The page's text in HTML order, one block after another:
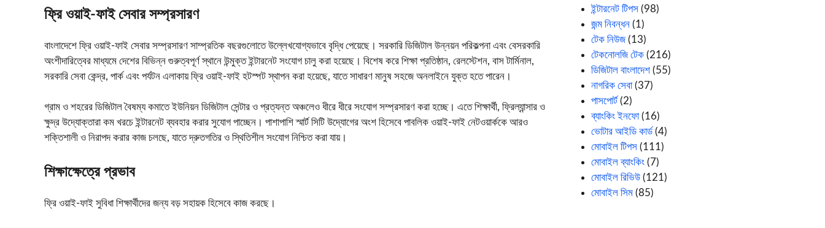
ফ্রি ওয়াই-ফাই সেবার সম্প্রসারণ
বাংলাদেশে ফ্রি ওয়াই-ফাই সেবার সম্প্রসারণ সাম্প্রতিক বছরগুলোতে উল্লেখযোগ্যভাবে বৃদ্ধি পেয়েছে। সরকারি ডিজিটাল উন্নয়ন পরিকল্পনা এবং বেসরকারি
অংশীদারিত্বের মাধ্যমে দেশের বিভিন্ন গুরুত্বপূর্ণ স্থানে উন্মুক্ত ইন্টারনেট সংযোগ চালু করা হয়েছে। বিশেষ করে শিক্ষা প্রতিষ্ঠান, রেলস্টেশন, বাস টার্মিনাল,
সরকারি সেবা কেন্দ্র, পার্ক এবং পর্যটন এলাকায় ফ্রি ওয়াই-ফাই হটস্পট স্থাপন করা হয়েছে, যাতে সাধারণ মানুষ সহজে অনলাইনে যুক্ত হতে পারেন।
গ্রাম ও শহরের ডিজিটাল বৈষম্য কমাতে ইউনিয়ন ডিজিটাল সেন্টার ও প্রত্যন্ত অঞ্চলেও ধীরে ধীরে সংযোগ সম্প্রসারণ করা হচ্ছে। এতে শিক্ষার্থী, ফ্রিল্যান্সার ও
ক্ষুদ্র উদ্যোক্তারা কম খরচে ইন্টারনেট ব্যবহার করার সুযোগ পাচ্ছেন। পাশাপাশি স্মার্ট সিটি উদ্যোগের অংশ হিসেবে পাবলিক ওয়াই-ফাই নেটওয়ার্ককে আরও
শক্তিশালী ও নিরাপদ করার কাজ চলছে, যাতে দ্রুতগতির ও স্থিতিশীল সংযোগ নিশ্চিত করা যায়।
শিক্ষাক্ষেত্রে প্রভাব
ফ্রি ওয়াই-ফাই সুবিধা শিক্ষার্থীদের জন্য বড় সহায়ক হিসেবে কাজ করছে।
ইন্টারনেট টিপস (98)
জন্ম নিবন্ধন (1)
টেক নিউজ(13)
টেকনোলজি টেক (216)
ডিজিটাল বাংলাদেশ (55)
নাগরিক সেবা(37)
পাসপোর্ট (2)
ব্যাংকিং ইনফো(16)
ভোটার আইডি কার্ড (4)
মোবাইল টিপস (111)
মোবাইল ব্যাংকিং (7)
মোবাইল রিভিউ (121)
মোবাইল সিম (85)